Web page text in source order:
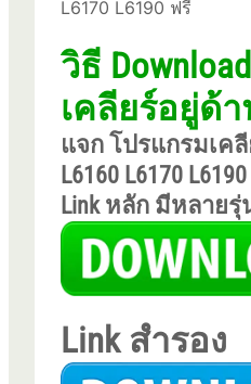
L6170 L6190 ฟรี
วิธี
เคลียร์อยู่ด้
แจก โปรแกรมเค
L6160 L6170
Link หลัก มีหลายรุ่
Link สำรอง